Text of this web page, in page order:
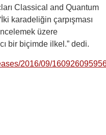
Classical and Quantum
karadeliğin çarpışması
üzere
bir biçimde ilkel.” dedi.
2016/09/